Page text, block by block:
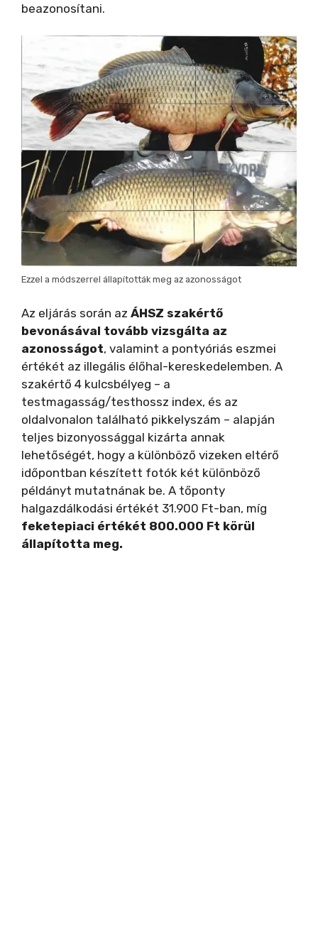
beazonosítani.
Ezzel a módszerrel állapították meg az azonosságot
Az eljárás során az ÁHSZ szakértő
bevonásával tovább vizsgálta az
azonosságot, valamint a pontyóriás eszmei
értékét az illegális élőhal-kereskedelemben. A
szakértő 4 kulcsbélyeg – a
testmagasság/testhossz index, és az
oldalvonalon található pikkelyszám – alapján
teljes bizonyossággal kizárta annak
lehetőségét, hogy a különböző vizeken eltérő
időpontban készített fotók két különböző
példányt mutatnának be. A tőponty
halgazdálkodási értékét 31.900 Ft-ban, míg
feketepiaci értékét 800.000 Ft körül
állapította meg.